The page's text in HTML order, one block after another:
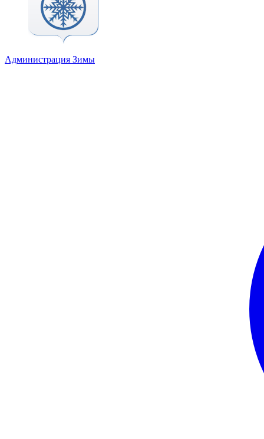
Администрация Зимы